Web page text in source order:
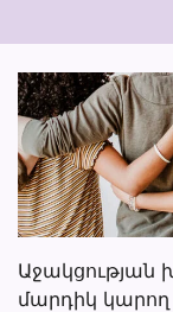
Աջակցության
մարդիկ կարող